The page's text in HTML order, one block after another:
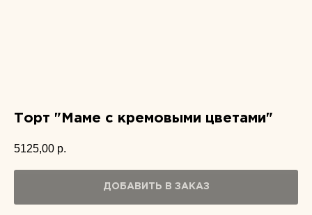
Торт "Маме с кремовыми цветами"
5125,00 р.
ДОБАВИТЬ В ЗАКАЗ